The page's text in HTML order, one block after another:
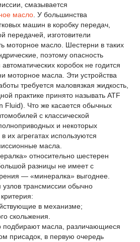
смазывается
масло . У большинства
машин в коробку передач,
передачей, изготовители
моторное масло. Шестерни в таких
поэтому опасность
коробок не годится
моторное масла. Эти устройства
требуется маловязкая жидкость,
практике принято называть ATF
Fluid). Что же касается обычных
с классической
и некоторых
их агрегатах используются
масла.
относительно шестерен
разницы не имеет с
— «минералка» выгоднее.
трансмиссии обычно
в механизме;
скольжения.
подбирают масла, различающиеся
присадок, в первую очередь